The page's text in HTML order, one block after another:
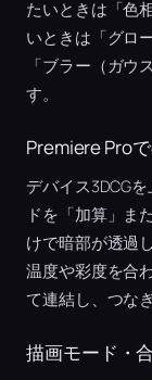
たいときは「色
いときは「グロ
「ブラー（ガウ
す。
Premiere Pro
デバイス3DCG
ドを「加算」ま
けで暗部が透過
温度や彩度を合
て連結し、つな
描画モード・